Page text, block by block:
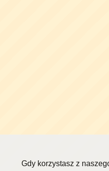
Gdy korzystasz z